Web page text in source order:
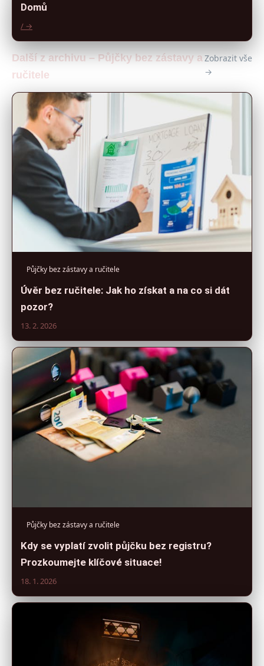
Domů
/ →
Další z archivu – Půjčky bez zástavy a
ručitele
Zobrazit vše
→
Půjčky bez zástavy a ručitele
Úvěr bez ručitele: Jak ho získat a na co si dát
pozor?
13. 2. 2026
Půjčky bez zástavy a ručitele
Kdy se vyplatí zvolit půjčku bez registru?
Prozkoumejte klíčové situace!
18. 1. 2026